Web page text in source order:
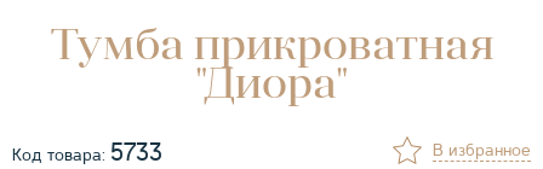
Тумба прикроватная
"Диора"
Код товара: 5733 В избранное